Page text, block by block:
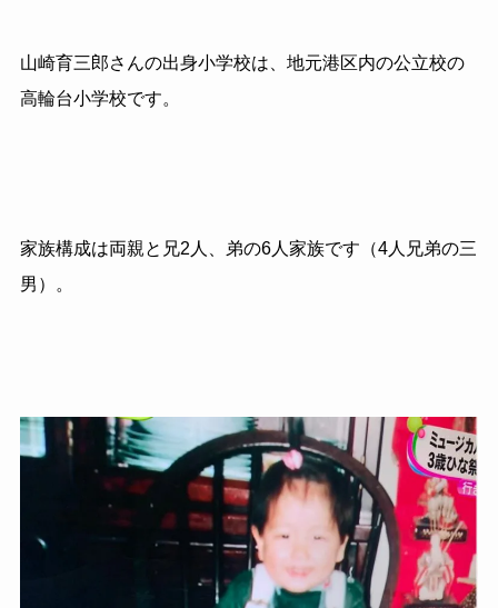
山崎育三郎さんの出身小学校は、地元港区内の公立校の
高輪台小学校です。
家族構成は両親と兄2人、弟の6人家族です（4人兄弟の三
男）。